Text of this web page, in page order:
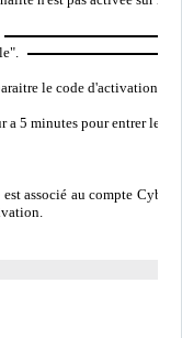
le code d'activation.
5 minutes pour entrer le
associé au compte